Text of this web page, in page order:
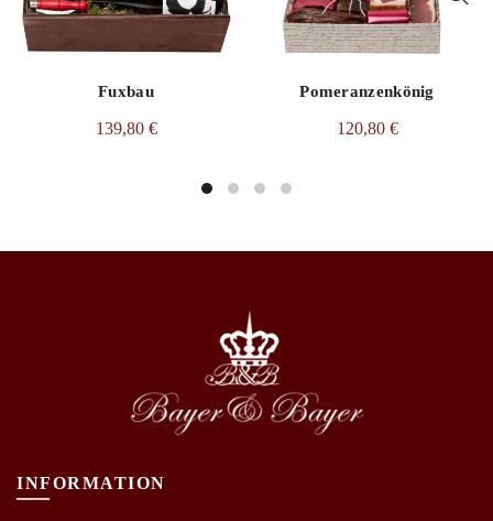
Fuxbau
139,80 €
Pomeranzenkönig
120,80 €
INFORMATION